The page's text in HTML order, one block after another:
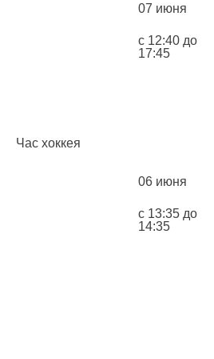
Час хоккея
07 июня
с 12:40 до
17:45
06 июня
с 13:35 до
14:35